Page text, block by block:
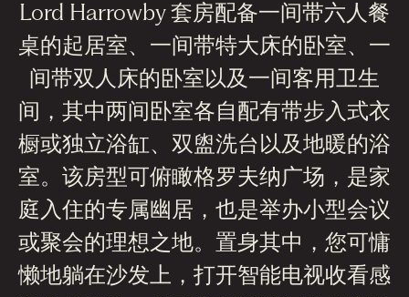
Lord Harrowby 套房配备一间带六人餐
桌的起居室、一间带特大床的卧室、一
间带双人床的卧室以及一间客用卫生
间，其中两间卧室各自配有带步入式衣
橱或独立浴缸、双盥洗台以及地暖的浴
室。该房型可俯瞰格罗夫纳广场，是家
庭入住的专属幽居，也是举办小型会议
或聚会的理想之地。置身其中，您可慵
懒地躺在沙发上，打开智能电视收看感